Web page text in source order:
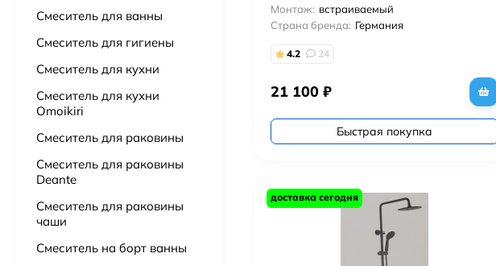
Монтаж: встраиваемый
Страна бренда: Германия
4.2 24
21 100 ₽
Быстрая покупка
доставка сегодня
Смеситель для ванны
Смеситель для гигиены
Смеситель для кухни
Смеситель для кухни
Omoikiri
Смеситель для раковины
Смеситель для раковины
Deante
Смеситель для раковины
чаши
Смеситель на борт ванны